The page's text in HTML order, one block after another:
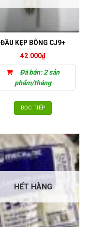
ĐẦU KẸP BÔNG CJ9+
42.000₫
Đã bán: 2 sản
phẩm/tháng
ĐỌC TIẾP
HẾT HÀNG